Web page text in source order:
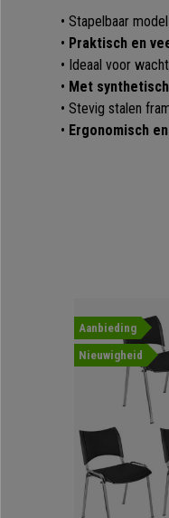
• Stapelbaar model
• Praktisch en
• Ideaal voor
• Met
• Stevig stalen
• Ergonomisch
Aanbieding
Nieuwigheid